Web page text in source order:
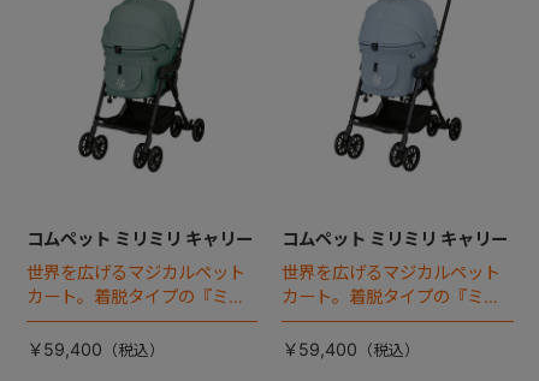
コムペット ミリミリ キャリー
世界を広げるマジカルペット
カート。着脱タイプの『ミリ
ミリEG』 がフルモデルチェン
ジ 。新機能「マジカルフォー
￥59,400
コムペット ミリミリ キャリー
世界を広げるマジカルペット
カート。着脱タイプの『ミリ
ミリEG』 がフルモデルチェン
ジ 。新機能「マジカルフォー
￥59,400